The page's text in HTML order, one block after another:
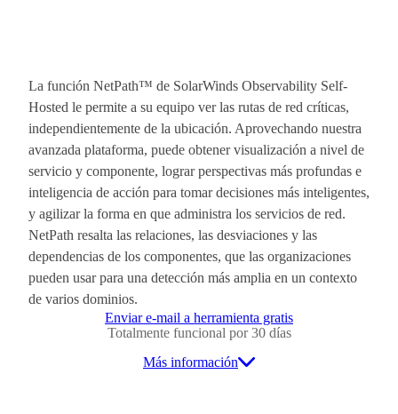
La función NetPath™ de SolarWinds Observability Self-
Hosted le permite a su equipo ver las rutas de red críticas,
independientemente de la ubicación. Aprovechando nuestra
avanzada plataforma, puede obtener visualización a nivel de
servicio y componente, lograr perspectivas más profundas e
inteligencia de acción para tomar decisiones más inteligentes,
y agilizar la forma en que administra los servicios de red.
NetPath resalta las relaciones, las desviaciones y las
dependencias de los componentes, que las organizaciones
pueden usar para una detección más amplia en un contexto
de varios dominios.
Enviar e-mail a herramienta gratis
Totalmente funcional por 30 días
Más información